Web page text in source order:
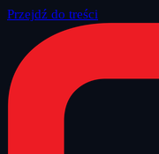
Przejdź do treści
Strona główna